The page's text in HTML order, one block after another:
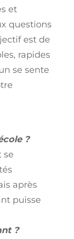
et
questions
est de
rapides
se sente
?
se
après
puisse
?